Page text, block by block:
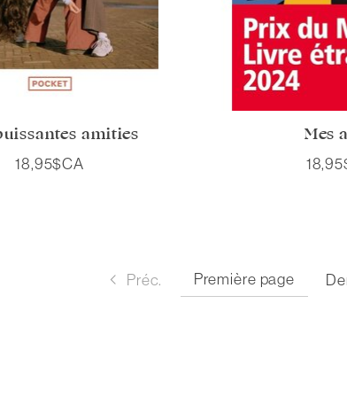
amitiés
18,95$CA
Mes
Préc. Première page